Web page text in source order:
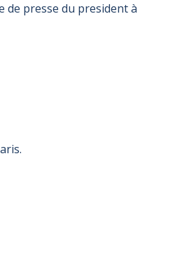
de presse du president à